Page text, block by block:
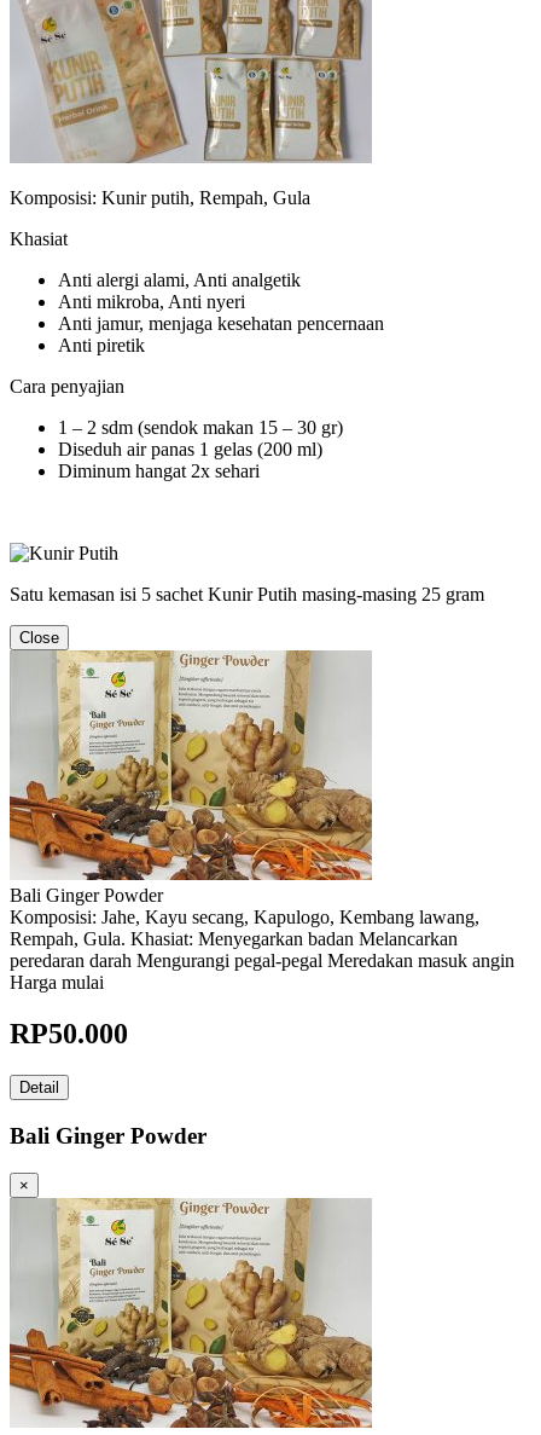
Komposisi: Kunir putih, Rempah, Gula
Khasiat
Anti alergi alami, Anti analgetik
Anti mikroba, Anti nyeri
Anti jamur, menjaga kesehatan pencernaan
Anti piretik
Cara penyajian
1 – 2 sdm (sendok makan 15 – 30 gr)
Diseduh air panas 1 gelas (200 ml)
Diminum hangat 2x sehari
Satu kemasan isi 5 sachet Kunir Putih masing-masing 25 gram
Close
Bali Ginger Powder
Komposisi: Jahe, Kayu secang, Kapulogo, Kembang lawang,
Rempah, Gula. Khasiat: Menyegarkan badan Melancarkan
peredaran darah Mengurangi pegal-pegal Meredakan masuk angin
Harga mulai
RP50.000
Detail
Bali Ginger Powder
×